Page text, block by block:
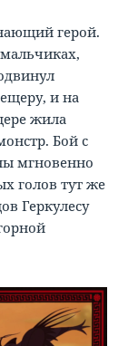
герой.
и на
жила
Бой с
мгновенно
голов тут же
Геркулесу